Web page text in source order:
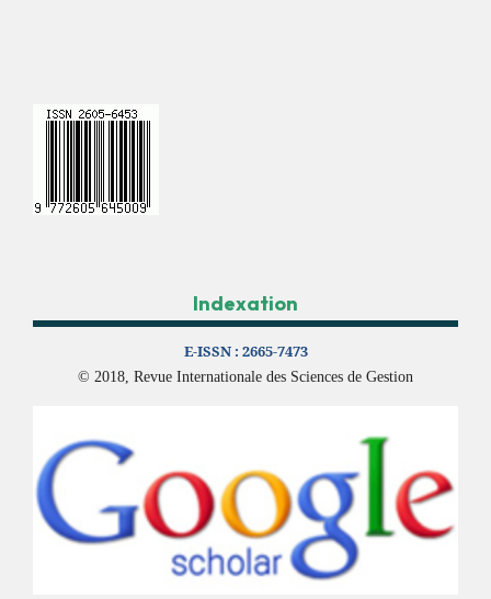
Indexation
E-ISSN : 2665-7473
© 2018, Revue Internationale des Sciences de Gestion